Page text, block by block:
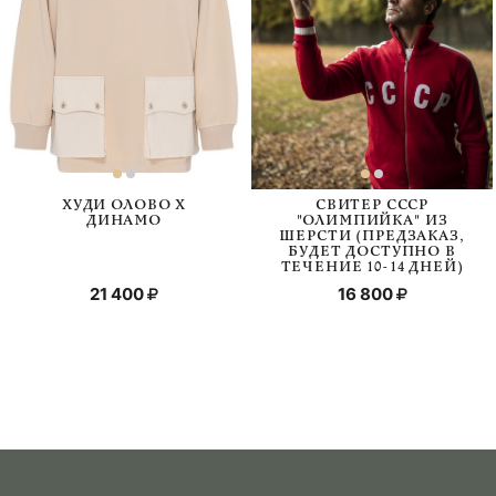
ХУДИ ОЛОВО Х
ДИНАМО
21 400
СВИТЕР СССР
"ОЛИМПИЙКА" ИЗ
ШЕРСТИ (ПРЕДЗАКАЗ,
БУДЕТ ДОСТУПНО В
ТЕЧЕНИЕ 10-14 ДНЕЙ)
16 800